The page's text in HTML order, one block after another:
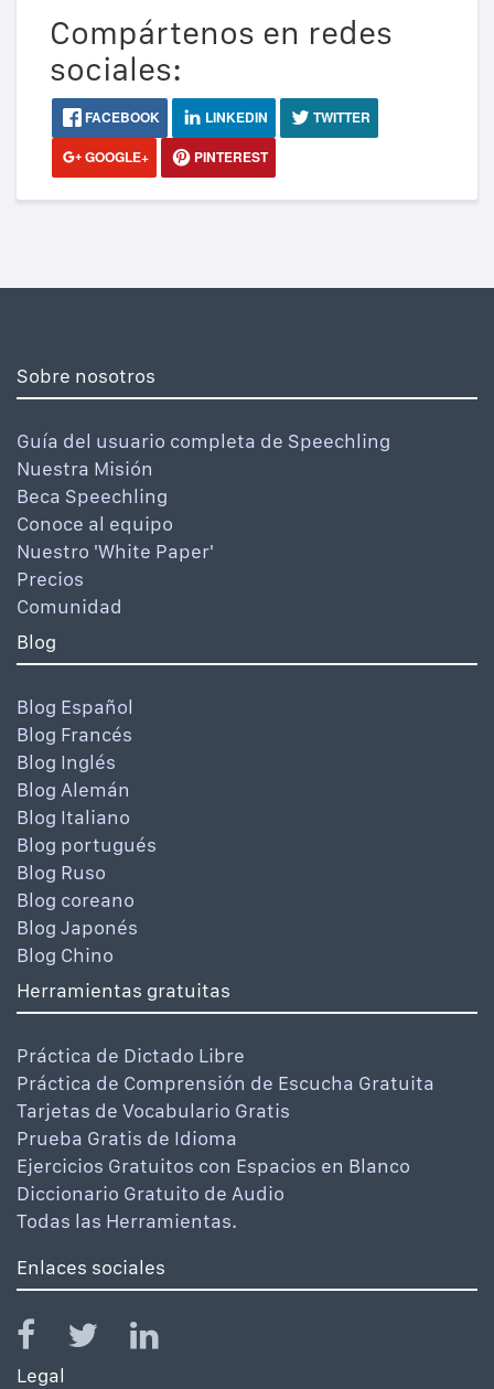
Compártenos en redes
sociales:
FACEBOOK LINKEDIN
TWITTER
GOOGLE+
PINTEREST
Sobre nosotros
Guía del usuario completa de Speechling
Nuestra Misión
Beca Speechling
Conoce al equipo
Nuestro 'White Paper'
Precios
Comunidad
Blog
Blog Español
Blog Francés
Blog Inglés
Blog Alemán
Blog Italiano
Blog portugués
Blog Ruso
Blog coreano
Blog Japonés
Blog Chino
Herramientas gratuitas
Práctica de Dictado Libre
Práctica de Comprensión de Escucha Gratuita
Tarjetas de Vocabulario Gratis
Prueba Gratis de Idioma
Ejercicios Gratuitos con Espacios en Blanco
Diccionario Gratuito de Audio
Todas las Herramientas.
Enlaces sociales
Legal